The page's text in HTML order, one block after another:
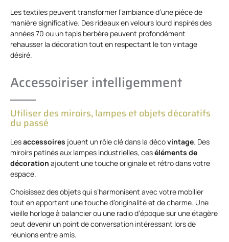
Les textiles peuvent transformer l’ambiance d’une pièce de
manière significative. Des rideaux en velours lourd inspirés des
années 70 ou un tapis berbère peuvent profondément
rehausser la décoration tout en respectant le ton vintage
désiré.
Accessoiriser intelligemment
Utiliser des miroirs, lampes et objets décoratifs
du passé
Lesaccessoires jouent un rôle clé dans la décovintage. Des
miroirs patinés aux lampes industrielles, ceséléments de
décoration ajoutent une touche originale et rétro dans votre
espace.
Choisissez des objets qui s’harmonisent avec votre mobilier
tout en apportant une touche d’originalité et de charme. Une
vieille horloge à balancier ou une radio d’époque sur une étagère
peut devenir un point de conversation intéressant lors de
réunions entre amis.